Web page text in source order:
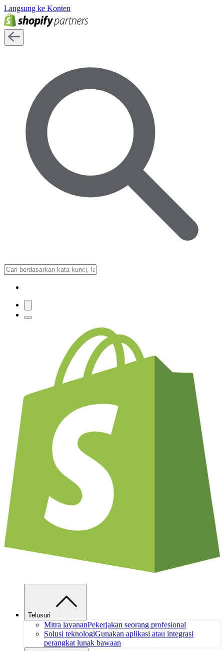
Langsung ke Konten
Telusuri
Mitra layananPekerjakan seorang profesional
Solusi teknologiGunakan aplikasi atau integrasi
perangkat lunak bawaan